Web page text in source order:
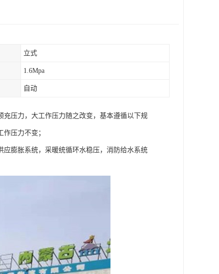
立式
1.6Mpa
自动
压力，大工作压力随之改变，基本遵循以下规
压力不变；
膨胀系统，采暖统循环水稳压，消防给水系统